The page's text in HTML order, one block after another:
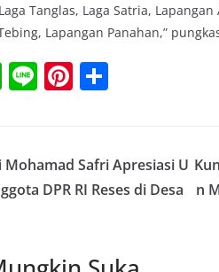
Tanglas, Laga Satria,
Lapangan Panahan,”
W
s
A
Li Pi
e
st
e
Mohamad Safri Apresiasi U
DPR RI Reses di Desa
n